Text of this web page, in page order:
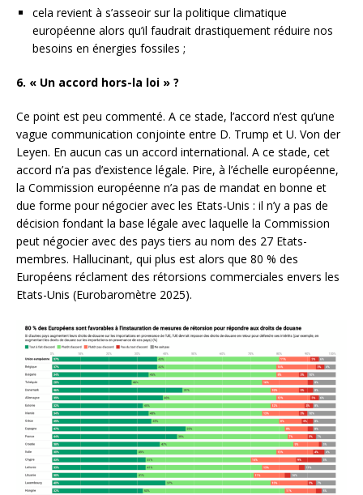
cela revient à s’asseoir sur la politique climatique
européenne alors qu’il faudrait drastiquement réduire nos
besoins en énergies fossiles ;
6. « Un accord hors-la loi » ?
Ce point est peu commenté. A ce stade, l’accord n’est qu’une
vague communication conjointe entre D. Trump et U. Von der
Leyen. En aucun cas un accord international. A ce stade, cet
accord n’a pas d’existence légale. Pire, à l’échelle européenne,
la Commission européenne n’a pas de mandat en bonne et
due forme pour négocier avec les Etats-Unis : il n’y a pas de
décision fondant la base légale avec laquelle la Commission
peut négocier avec des pays tiers au nom des 27 Etats-
membres. Hallucinant, qui plus est alors que 80 % des
Européens réclament des rétorsions commerciales envers les
Etats-Unis (Eurobaromètre 2025).